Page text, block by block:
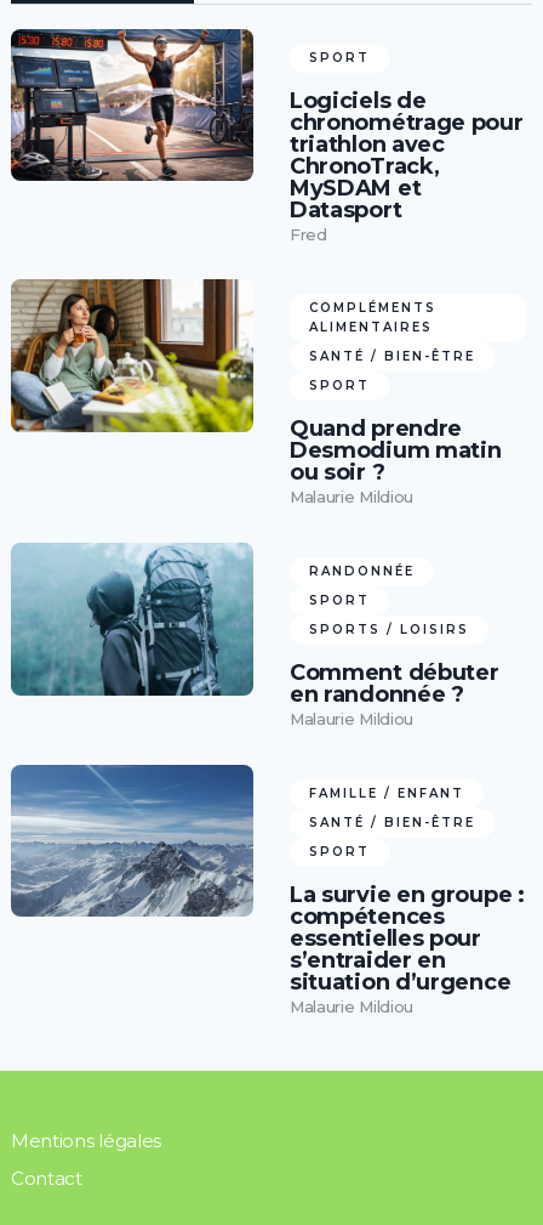
SPORT
Logiciels de
chronométrage pour
triathlon avec
ChronoTrack,
MySDAM et
Datasport
Fred
COMPLÉMENTS
ALIMENTAIRES
SANTÉ / BIEN-ÊTRE
SPORT
Quand prendre
Desmodium matin
ou soir ?
Malaurie Mildiou
RANDONNÉE
SPORT
SPORTS / LOISIRS
Comment débuter
en randonnée ?
Malaurie Mildiou
FAMILLE / ENFANT
SANTÉ / BIEN-ÊTRE
SPORT
La survie en groupe :
compétences
essentielles pour
s’entraider en
situation d’urgence
Malaurie Mildiou
Mentions légales
Contact